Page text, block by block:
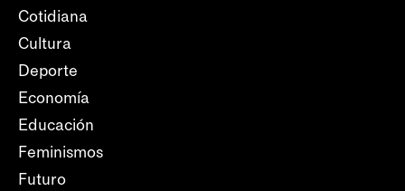
Cotidiana
Cultura
Deporte
Economía
Educación
Feminismos
Futuro